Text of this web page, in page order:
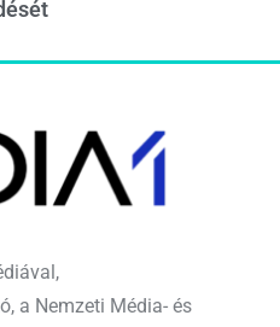
a Nemzeti Média- és